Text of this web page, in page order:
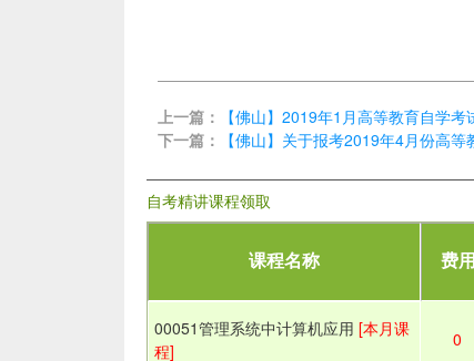
上一篇：
【佛山】2019年1月高等教育自学考
下一篇：
【佛山】关于报考2019年4月份高
自考精讲课程领取
课程名称 费用
00051管理系统中计算机应用 [本月课
程]
0